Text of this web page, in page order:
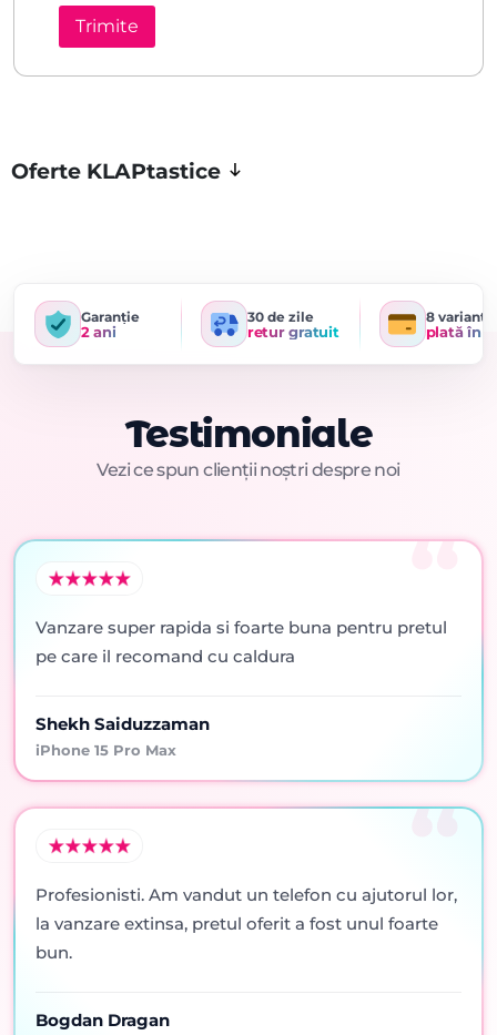
Oferte KLAPtastice
Garanție
2 ani
30 de zile
retur gratuit
8 variante
plată în
Testimoniale
Vezi ce spun clienții noștri despre noi
Vanzare super rapida si foarte buna pentru pretul
pe care il recomand cu caldura
Shekh Saiduzzaman
iPhone 15 Pro Max
Profesionisti. Am vandut un telefon cu ajutorul lor,
la vanzare extinsa, pretul oferit a fost unul foarte
bun.
Bogdan Dragan